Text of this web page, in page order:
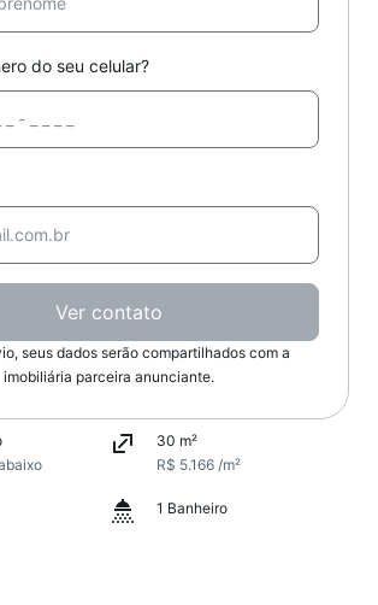
do seu celular?
Ver contato
seus dados serão compartilhados com a
imobiliária parceira anunciante.
30 m²
R$ 5.166 /m²
1 Banheiro